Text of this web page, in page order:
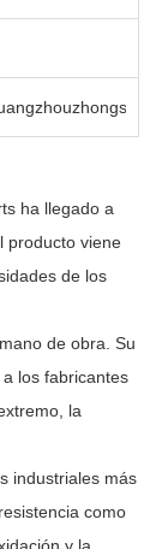
ha llegado a
producto viene
de los
de obra. Su
los fabricantes
la
industriales más
como
y la